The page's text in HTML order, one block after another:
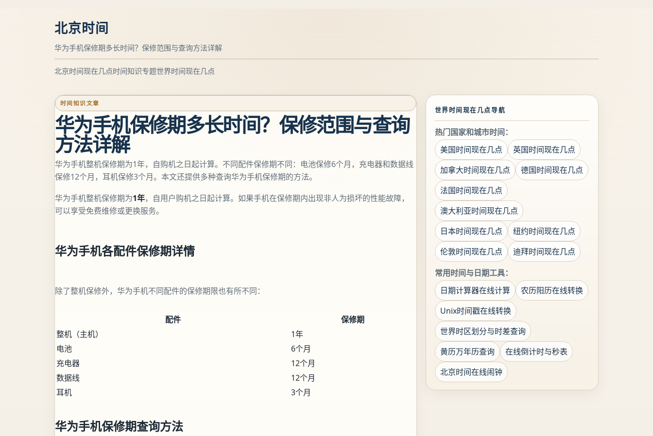
北京时间
华为手机保修期多长时间？保修范围与查询方法详解
北京时间现在几点时间知识专题世界时间现在几点
时间知识文章
华为手机保修期多长时间？保修范围与查询
方法详解
华为手机整机保修期为1年，自购机之日起计算。不同配件保修期不同：电池保修6个月，充电器和数据线
保修12个月，耳机保修3个月。本文还提供多种查询华为手机保修期的方法。
华为手机整机保修期为1年，自用户购机之日起计算。如果手机在保修期内出现非人为损坏的性能故障，
可以享受免费维修或更换服务。
华为手机各配件保修期详情
除了整机保修外，华为手机不同配件的保修期限也有所不同：
配件
保修期
整机（主机）
1年
电池
6个月
充电器
12个月
数据线
12个月
耳机
3个月
华为手机保修期查询方法
世界时间现在几点导航
热门国家和城市时间：
美国时间现在几点
英国时间现在几点
加拿大时间现在几点
德国时间现在几点
法国时间现在几点
澳大利亚时间现在几点
日本时间现在几点
纽约时间现在几点
伦敦时间现在几点
迪拜时间现在几点
常用时间与日期工具：
日期计算器在线计算
农历阳历在线转换
Unix时间戳在线转换
世界时区划分与时差查询
黄历万年历查询
在线倒计时与秒表
北京时间在线闹钟